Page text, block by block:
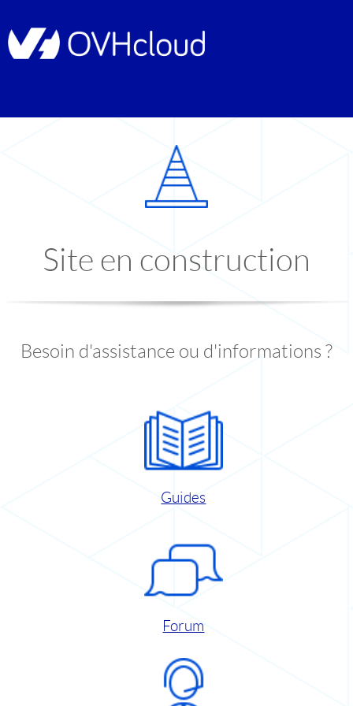
Site en construction
Besoin d'assistance ou d'informations ?
Guides
Forum